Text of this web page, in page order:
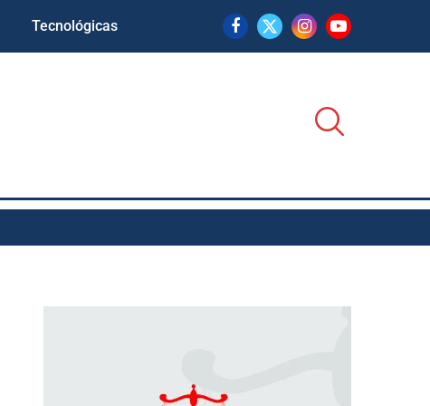
Tecnológicas